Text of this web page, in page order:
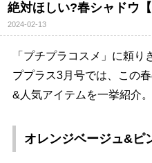
絶対ほしい?春シャドウ
2024-02-13
「プチプラコスメ」に頼
ププラス3月号では、この
&人気アイテムを一挙紹介。
オレンジベージュ&ピ